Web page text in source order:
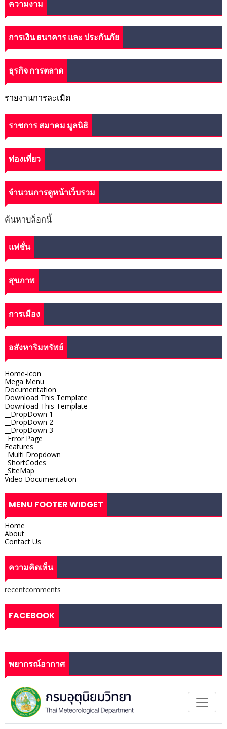
ความงาม
การเงิน ธนาคาร และ ประกันภัย
ธุรกิจ การตลาด
รายงานการละเมิด
ราชการ สมาคม มูลนิธิ
ท่องเที่ยว
จำนวนการดูหน้าเว็บรวม
ค้นหาบล็อกนี้
แฟชั่น
สุขภาพ
การเมือง
อสังหาริมทรัพย์
Home-icon
Mega Menu
Documentation
Download This Template
Download This Template
__DropDown 1
__DropDown 2
__DropDown 3
_Error Page
Features
_Multi Dropdown
_ShortCodes
_SiteMap
Video Documentation
MENU FOOTER WIDGET
Home
About
Contact Us
ความคิดเห็น
recentcomments
FACEBOOK
พยากรณ์อากาศ